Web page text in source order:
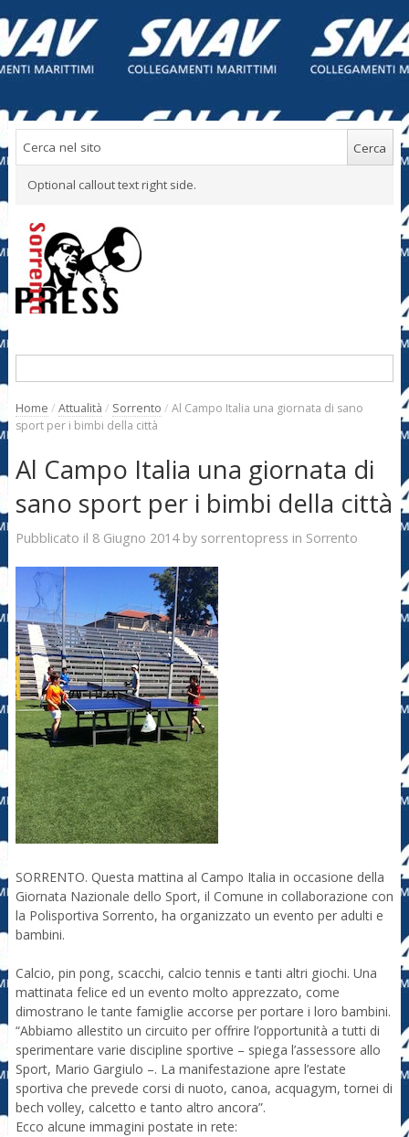
Optional callout text right side.
Home / Attualità / Sorrento / Al Campo Italia una giornata di sano
sport per i bimbi della città
Al Campo Italia una giornata di
sano sport per i bimbi della città
Pubblicato il 8 Giugno 2014by sorrentopress in Sorrento
SORRENTO. Questa mattina al Campo Italia in occasione della
Giornata Nazionale dello Sport, il Comune in collaborazione con
la Polisportiva Sorrento, ha organizzato un evento per adulti e
bambini.
Calcio, pin pong, scacchi, calcio tennis e tanti altri giochi. Una
mattinata felice ed un evento molto apprezzato, come
dimostrano le tante famiglie accorse per portare i loro bambini.
“Abbiamo allestito un circuito per offrire l’opportunità a tutti di
sperimentare varie discipline sportive – spiega l’assessore allo
Sport, Mario Gargiulo –. La manifestazione apre l’estate
sportiva che prevede corsi di nuoto, canoa, acquagym, tornei di
bech volley, calcetto e tanto altro ancora”.
Ecco alcune immagini postate in rete: